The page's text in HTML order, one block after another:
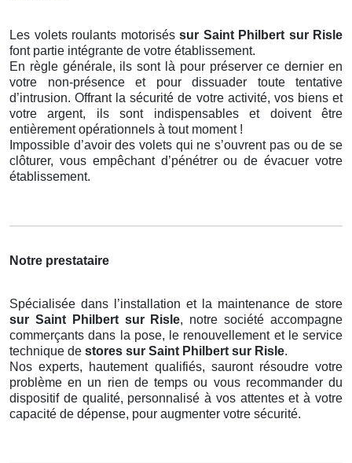
Les volets roulants motorisés sur Saint Philbert sur Risle
font partie intégrante de votre établissement.
En règle générale, ils sont là pour préserver ce dernier en
votre non-présence et pour dissuader toute tentative
d’intrusion. Offrant la sécurité de votre activité, vos biens et
votre argent, ils sont indispensables et doivent être
entièrement opérationnels à tout moment !
Impossible d’avoir des volets qui ne s’ouvrent pas ou de se
clôturer, vous empêchant d’pénétrer ou de évacuer votre
établissement.
Notre prestataire
Spécialisée dans l’installation et la maintenance de store
sur Saint Philbert sur Risle, notre société accompagne
commerçants dans la pose, le renouvellement et le service
technique de stores sur Saint Philbert sur Risle.
Nos experts, hautement qualifiés, sauront résoudre votre
problème en un rien de temps ou vous recommander du
dispositif de qualité, personnalisé à vos attentes et à votre
capacité de dépense, pour augmenter votre sécurité.